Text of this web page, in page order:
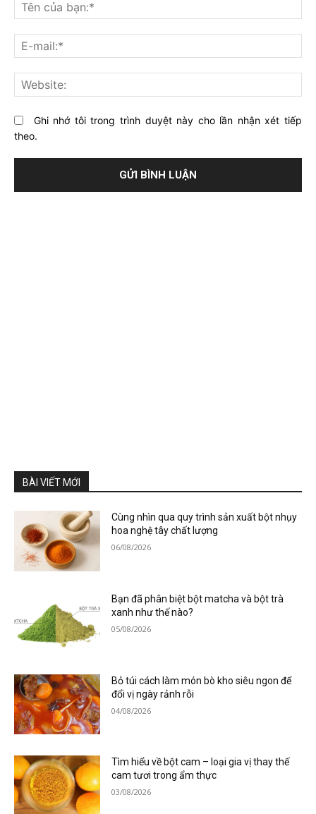
gì
về
bài
viết
này?
Ghi nhớ tôi trong trình duyệt này cho lần nhận xét tiếp
theo.
BÀI VIẾT MỚI
Cùng nhìn qua quy trình sản xuất bột nhụy
hoa nghệ tây chất lượng
06/08/2026
Bạn đã phân biệt bột matcha và bột trà
xanh như thế nào?
05/08/2026
Bỏ túi cách làm món bò kho siêu ngon để
đổi vị ngày rảnh rỗi
04/08/2026
Tìm hiểu về bột cam – loại gia vị thay thế
cam tươi trong ẩm thực
03/08/2026